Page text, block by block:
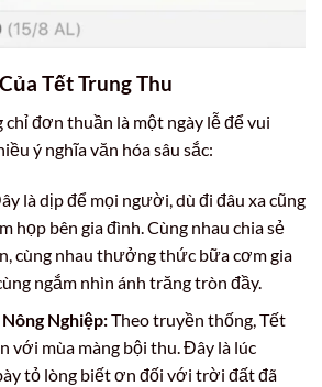
Tết Trung Thu
chỉ đơn thuần là một ngày lễ để vui
ý nghĩa văn hóa sâu sắc:
là dịp để mọi người, dù đi đâu xa cũng
họp bên gia đình. Cùng nhau chia sẻ
cùng nhau thưởng thức bữa cơm gia
ngắm nhìn ánh trăng tròn đầy.
Nghiệp:Theo truyền thống, Tết
với mùa màng bội thu. Đây là lúc
tỏ lòng biết ơn đối với trời đất đã